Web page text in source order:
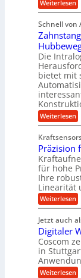
u
i
k
i
V
e
r
g
l
c
h
e
b
i
g
e
K
u
g
e
l
g
e
w
n
d
e
t
r
i
e
b
e
f
ü
i
g
e
r
t
U
s
a
t
z
u
n
d
A
u
f
t
a
g
s
e
i
Weiterlesen:
M
n
s
c
h
e
n
a
u
c
h
i
n
Z
e
e
n
v
o
n
K
I
w
i
c
h
t
i
g
Schnell von
Die
bietet mit
Weiterlesen:
Z
h
n
s
t
a
n
g
e
n
e
t
r
i
e
b
e
Präzision
für hohe
Ihre
Linearität
Weiterlesen:
P
ä
z
i
s
i
o
n
Jetzt auch
Digitaler
Coscom
in
Weiterlesen: